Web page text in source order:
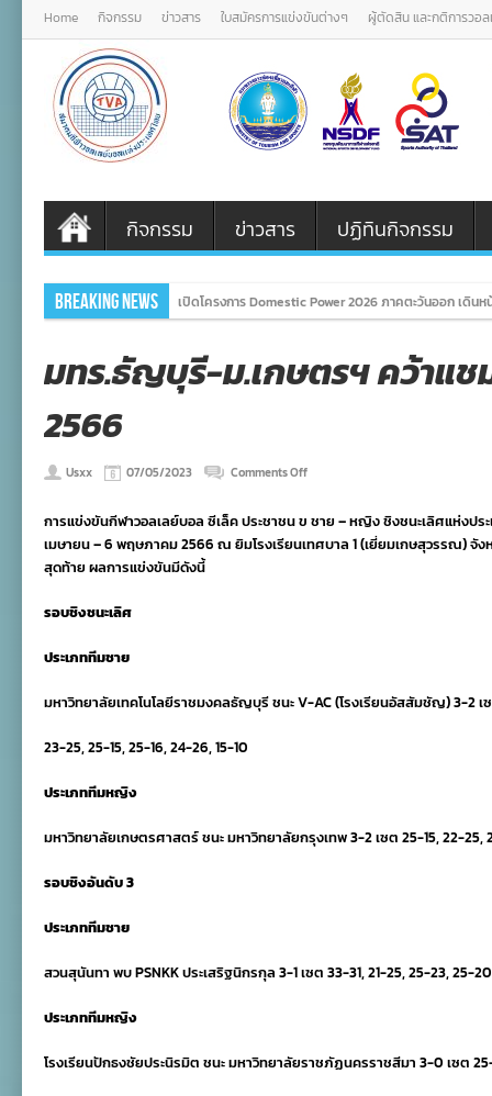
Home กิจกรรม ข่าวสาร ใบสมัครการแข่งขันต่างๆ ผู้ตัดสิน และกติการวอ
กิจกรรม ข่าวสาร ปฏิทินกิจกรรม
Breaking News เปิดโครงการ Domestic Power 2026 ภาคตะวันออก เดิน
มทร.ธัญบุรี-ม.เกษตรฯ คว้าแช
2566
Usxx 07/05/2023 Comments Offon
คว้า
แชมป์
การแข่งขันกีฬาวอลเลย์บอล ซีเล็ค ประชาชน ข ชาย –หญิง ชิงชนะเลิศแห่งประ
เมษายน– 6 พฤษภาคม2566 ณ ยิมโรงเรียนเทศบาล 1 (เยี่ยมเกษสุวรรณ)จัง
สุดท้าย ผลการแข่งขันมีดังนี้
รอบชิงชนะเลิศ
ประเภททีมชาย
มหาวิทยาลัยเทคโนโลยีราชมงคลธัญบุรี ชนะV-AC (โรงเรียนอัสสัมชัญ) 3-2เ
23-25, 25-15, 25-16, 24-26, 15-10
ประเภททีมหญิง
มหาวิทยาลัยเกษตรศาสตร์ ชนะ มหาวิทยาลัยกรุงเทพ3-2เซต 25-15, 22-25,
รอบชิงอันดับ3
ประเภททีมชาย
สวนสุนันทา พบPSNKKประเสริฐนิกรกุล 3-1เซต 33-31, 21-25, 25-23, 25-20
ประเภททีมหญิง
โรงเรียนปักธงชัยประนิรมิต ชนะ มหาวิทยาลัยราชภัฏนครราชสีมา 3-0 เซต